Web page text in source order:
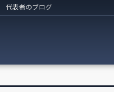
代表者のブログ